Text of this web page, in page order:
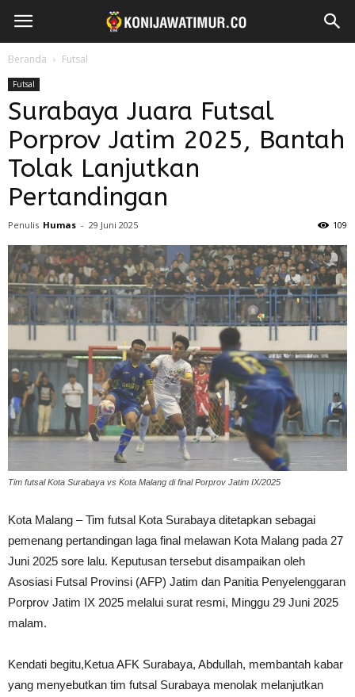
Beranda Futsal
Futsal
Surabaya Juara Futsal
Porprov Jatim 2025, Bantah
Tolak Lanjutkan
Pertandingan
Penulis Humas - 29 Juni 2025 109
Tim futsal Kota Surabaya vs Kota Malang di final Porprov Jatim IX/2025
Kota Malang – Tim futsal Kota Surabaya ditetapkan sebagai
pemenang pertandingan laga final melawan Kota Malang pada 27
Juni 2025 sore lalu. Keputusan tersebut disampaikan oleh
Asosiasi Futsal Provinsi (AFP) Jatim dan Panitia Penyelenggaran
Porprov Jatim IX 2025 melalui surat resmi, Minggu 29 Juni 2025
malam.
Kendati begitu,Ketua AFK Surabaya, Abdullah, membantah kabar
yang menyebutkan tim futsal Surabaya menolak melanjutkan